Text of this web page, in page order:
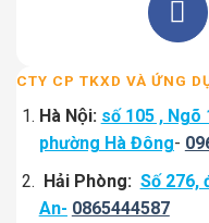
CTY CP TKXD VÀ ỨNG
Hà Nội: số 105 , Ngõ
phường Hà Đông-
Hải Phòng: Số 276,
An- 0865444587